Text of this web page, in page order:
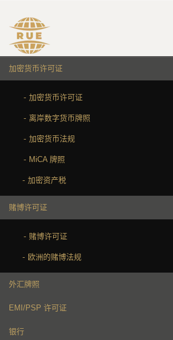
加密货币许可证
加密货币许可证
离岸数字货币牌照
加密货币法规
MiCA 牌照
加密资产税
赌博许可证
赌博许可证
欧洲的赌博法规
外汇牌照
EMI/PSP 许可证
银行